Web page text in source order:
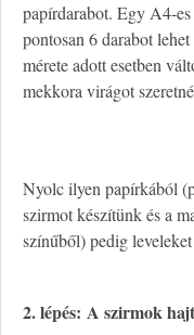
papírdarabot. Egy A4-
pontosan 6 darabot
mérete adott esetben
mekkora virágot
Nyolc ilyen papírkából
szirmot készítünk és a
színűből) pedig
2. lépés: A szirmok